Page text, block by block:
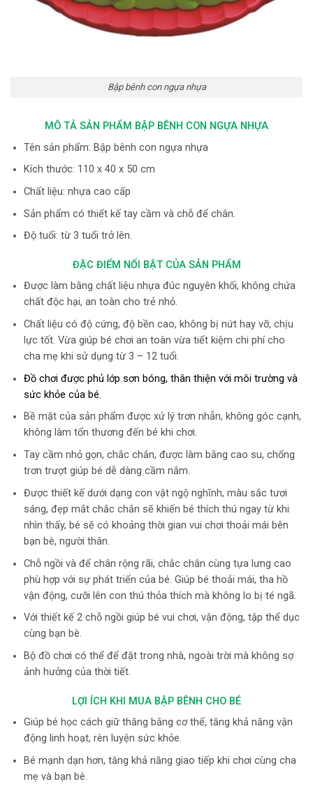
Bập bênh con ngựa nhựa
MÔ TẢ SẢN PHẨM BẬP BÊNH CON NGỰA NHỰA
Tên sản phẩm: Bập bênh con ngựa nhựa
Kích thước: 110 x 40 x 50 cm
Chất liệu: nhựa cao cấp
Sản phẩm có thiết kế tay cầm và chỗ để chân.
Độ tuổi: từ 3 tuổi trở lên.
ĐẶC ĐIỂM NỔI BẬT CỦA SẢN PHẨM
Được làm bằng chất liệu nhựa đúc nguyên khối, không chứa
chất độc hại, an toàn cho trẻ nhỏ.
Chất liệu có độ cứng, độ bền cao, không bị nứt hay vỡ, chịu
lực tốt. Vừa giúp bé chơi an toàn vừa tiết kiệm chi phí cho
cha mẹ khi sử dụng từ 3 – 12 tuổi.
Đồ chơi được phủ lớp sơn bóng, thân thiện với môi trường và
sức khỏe của bé.
Bề mặt của sản phẩm được xử lý trơn nhẵn, không góc cạnh,
không làm tổn thương đến bé khi chơi.
Tay cầm nhỏ gọn, chắc chắn, được làm bằng cao su, chống
trơn trượt giúp bé dễ dàng cầm nắm.
Được thiết kế dưới dạng con vật ngộ nghĩnh, màu sắc tươi
sáng, đẹp mắt chắc chắn sẽ khiến bé thích thú ngay từ khi
nhìn thấy, bé sẽ có khoảng thời gian vui chơi thoải mái bên
bạn bè, người thân.
Chỗ ngồi và để chân rộng rãi, chắc chắn cùng tựa lưng cao
phù hợp với sự phát triển của bé. Giúp bé thoải mái, tha hồ
vận động, cưỡi lên con thú thỏa thích mà không lo bị té ngã.
Với thiết kế 2 chỗ ngồi giúp bé vui chơi, vận động, tập thể dục
cùng bạn bè.
Bộ đồ chơi có thể để đặt trong nhà, ngoài trời mà không sợ
ảnh hưởng của thời tiết.
LỢI ÍCH KHI MUA BẬP BÊNH CHO BÉ
Giúp bé học cách giữ thăng bằng cơ thế, tăng khả năng vận
động linh hoạt, rèn luyện sức khỏe.
Bé mạnh dạn hơn, tăng khả năng giao tiếp khi chơi cùng cha
mẹ và bạn bè.